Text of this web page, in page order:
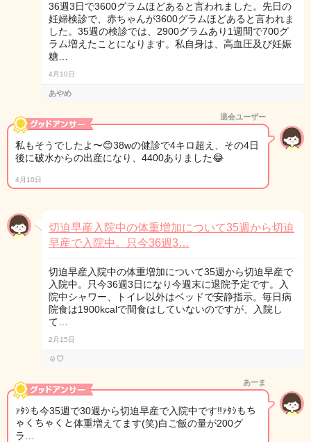
36週3日で3600グラムほどあると言われました。先日の
妊婦検診で、赤ちゃんが3600グラムほどあると言われま
した。35週の検診では、2900グラムあり1週間で700グ
ラム増えたことになります。私自身は、高血圧及び妊娠
糖…
4月10日
あやめ
退会ユーザー
私もそうでしたよ〜😊38wの健診で4キロ超え、その4日
後に破水からの出産になり、4400ありました😂
4月10日
切迫早産入院中の体重増加について35週から切迫
早産で入院中。只今36週3…
切迫早産入院中の体重増加について35週から切迫早産で
入院中。只今36週3日になり今週末に退院予定です。入
院中シャワー、トイレ以外はベッドで安静指示。毎日病
院食は1900kcalで間食はしていないのですが、入院し
て…
2月15日
☺︎♡
あーま
ｧﾀｼも今35週で30週から切迫早産で入院中です‼️ｧﾀｼもち
ゃくちゃくと体重増えてます(笑)白ご飯の量が200グ
ラ…